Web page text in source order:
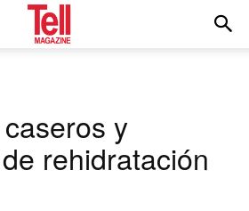
y
rehidratación